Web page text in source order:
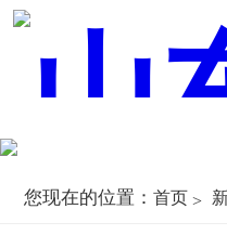
您现在的位置： 首页